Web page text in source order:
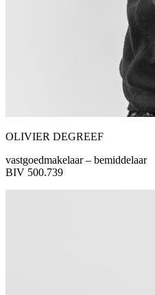
OLIVIER DEGREEF
vastgoedmakelaar – bemiddelaar
BIV 500.739